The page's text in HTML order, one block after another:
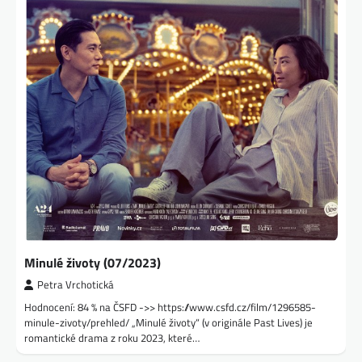
Minulé životy (07/2023)
Petra Vrchotická
Hodnocení: 84 % na ČSFD ->> https://www.csfd.cz/film/1296585-
minule-zivoty/prehled/ „Minulé životy“ (v originále Past Lives) je
romantické drama z roku 2023, které…